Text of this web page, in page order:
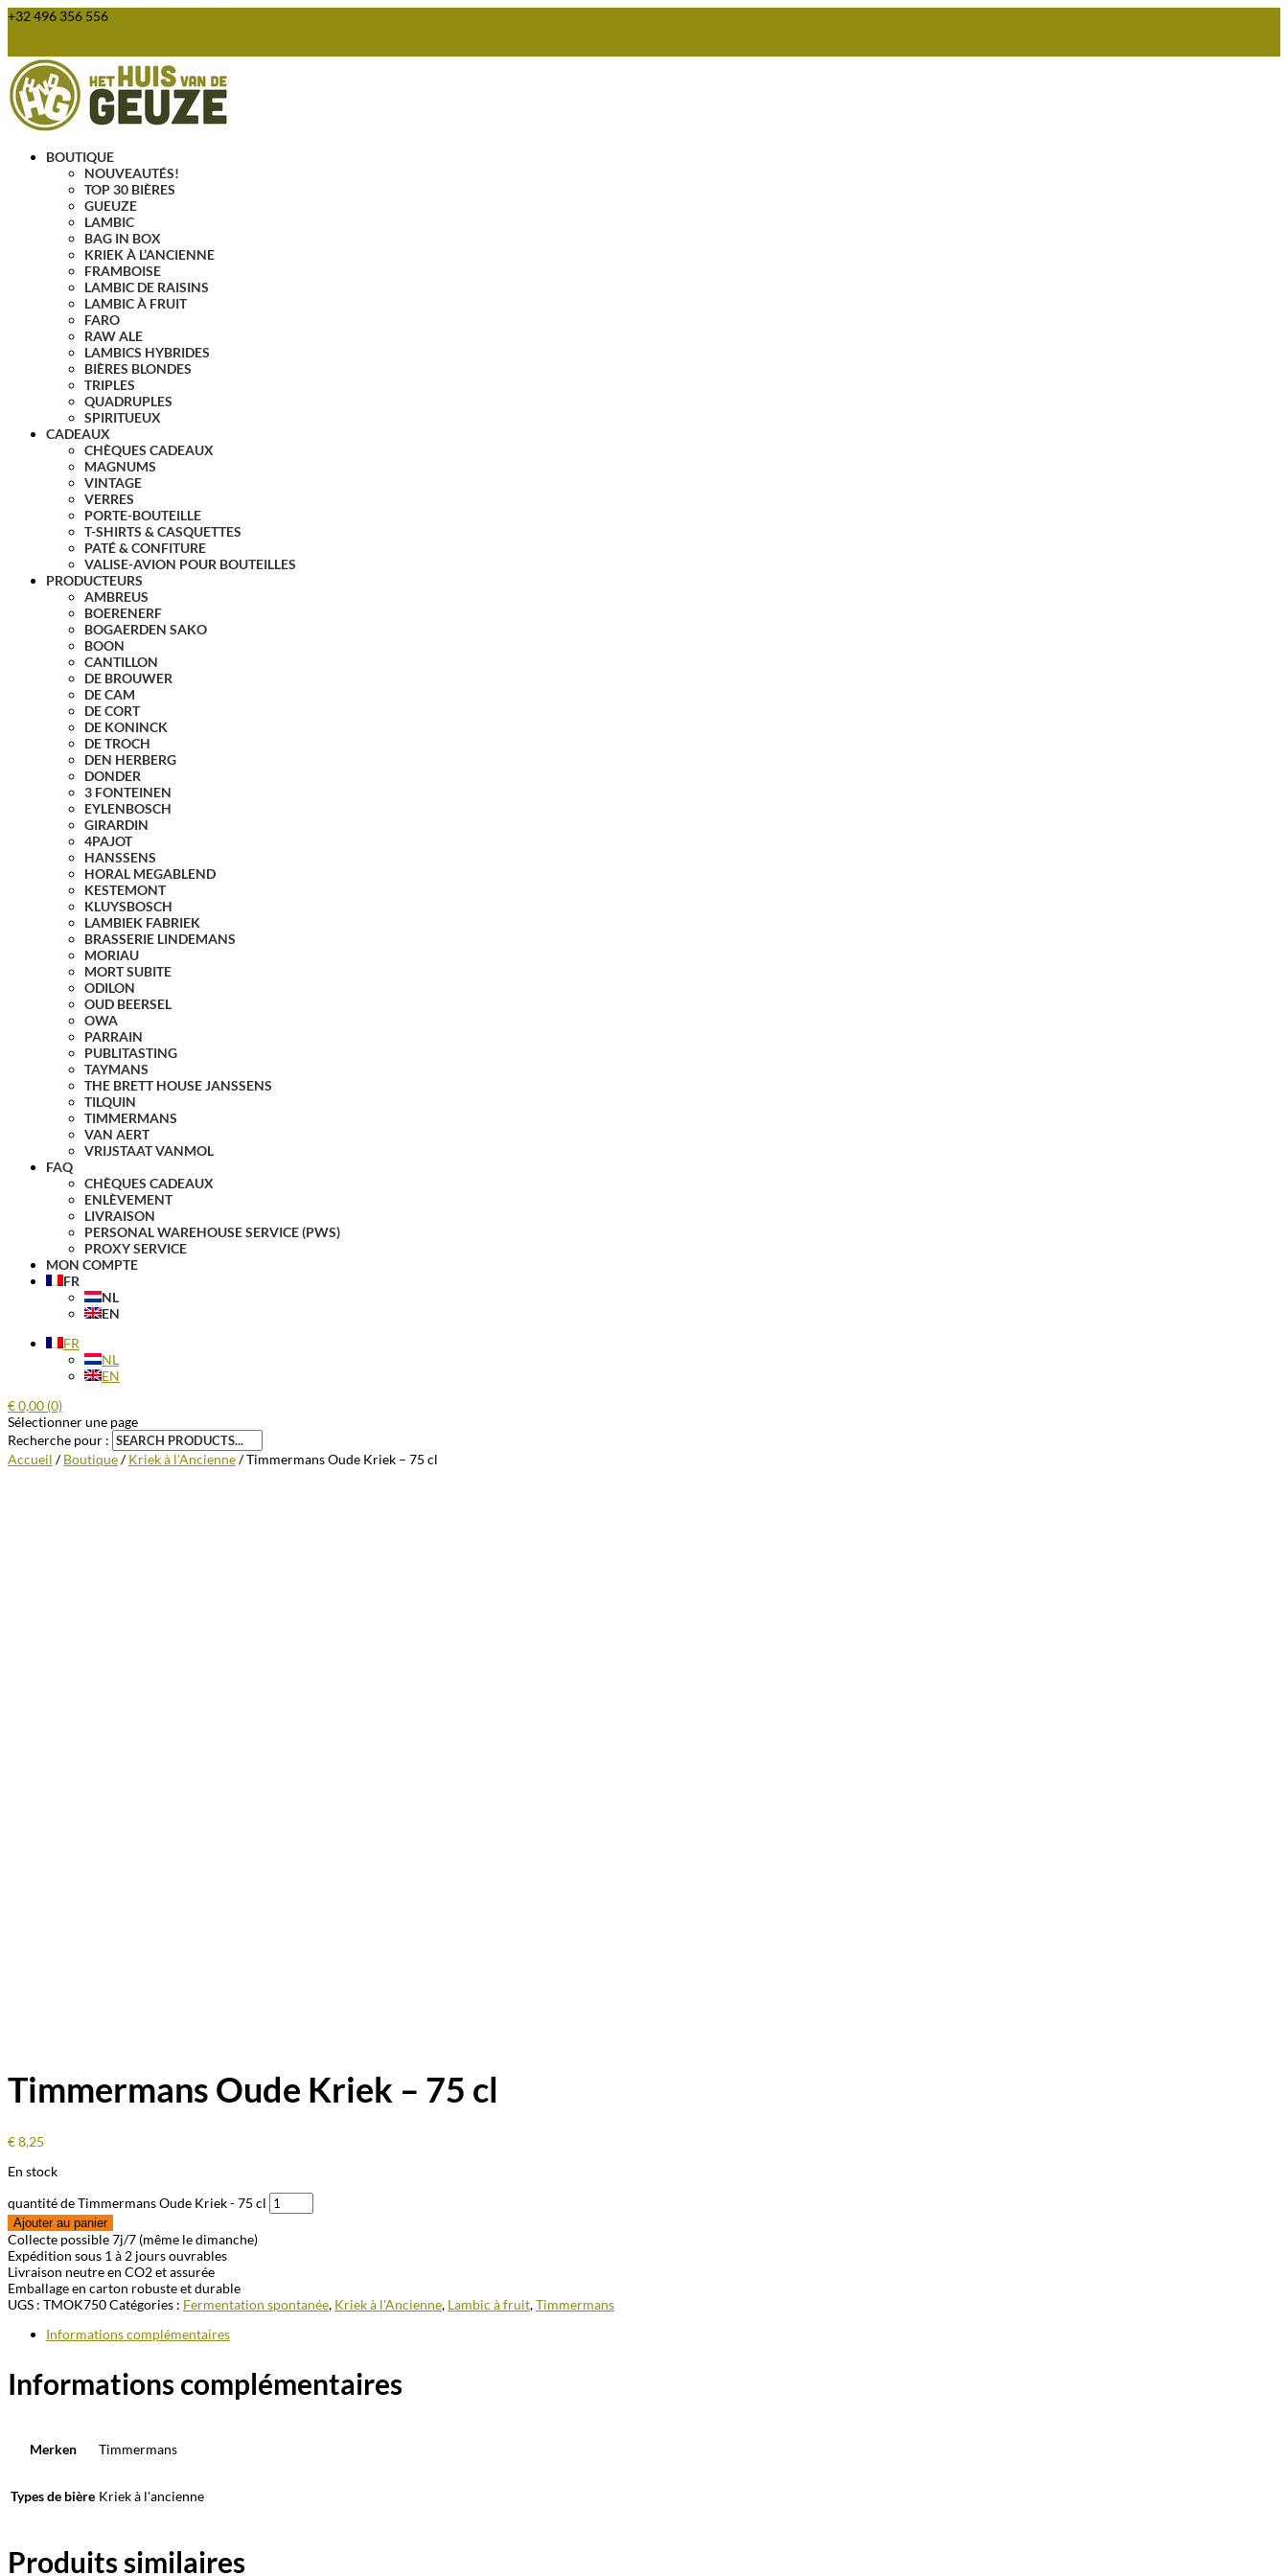
+32 496 356 556
BOUTIQUE
NOUVEAUTÉS!
TOP 30 BIÈRES
GUEUZE
LAMBIC
BAG IN BOX
KRIEK À L’ANCIENNE
FRAMBOISE
LAMBIC DE RAISINS
LAMBIC À FRUIT
FARO
RAW ALE
LAMBICS HYBRIDES
BIÈRES BLONDES
TRIPLES
QUADRUPLES
SPIRITUEUX
CADEAUX
CHÈQUES CADEAUX
MAGNUMS
VINTAGE
VERRES
PORTE-BOUTEILLE
T-SHIRTS & CASQUETTES
PATÉ & CONFITURE
VALISE-AVION POUR BOUTEILLES
PRODUCTEURS
AMBREUS
BOERENERF
BOGAERDEN SAKO
BOON
CANTILLON
DE BROUWER
DE CAM
DE CORT
DE KONINCK
DE TROCH
DEN HERBERG
DONDER
3 FONTEINEN
EYLENBOSCH
GIRARDIN
4PAJOT
HANSSENS
HORAL MEGABLEND
KESTEMONT
KLUYSBOSCH
LAMBIEK FABRIEK
BRASSERIE LINDEMANS
MORIAU
MORT SUBITE
ODILON
OUD BEERSEL
OWA
PARRAIN
PUBLITASTING
TAYMANS
THE BRETT HOUSE JANSSENS
TILQUIN
TIMMERMANS
VAN AERT
VRIJSTAAT VANMOL
FAQ
CHÈQUES CADEAUX
ENLÈVEMENT
LIVRAISON
PERSONAL WAREHOUSE SERVICE (PWS)
PROXY SERVICE
MON COMPTE
FR
NL
EN
FR
NL
EN
€0,00 (0)
Sélectionner une page
Recherche pour :
Accueil /Boutique/Kriek à l'Ancienne/ Timmermans Oude Kriek – 75 cl
Timmermans Oude Kriek – 75 cl
€8,25
En stock
quantité de Timmermans Oude Kriek - 75 cl
Ajouter au panier
Collecte possible 7j/7 (même le dimanche)
Expédition sous 1 à 2 jours ouvrables
Livraison neutre en CO2 et assurée
Emballage en carton robuste et durable
UGS : TMOK750Catégories : Fermentation spontanée, Kriek à l'Ancienne, Lambic à fruit,Timmermans
Informations complémentaires
Informations complémentaires
Merken Timmermans
Types de bière Kriek à l'ancienne
Produits similaires